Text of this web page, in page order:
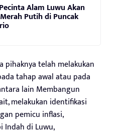
Alam Luwu Akan
Putih di Puncak
pihaknya telah melakukan
tahap awal atau pada
lain Membangun
melakukan identifikasi
pemicu inflasi,
Indah di Luwu,